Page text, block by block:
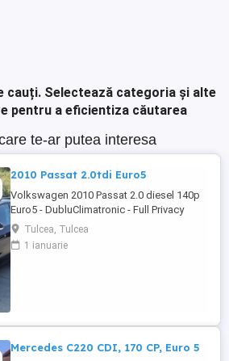
cauți. Selectează categoria și alte
pentru a eficientiza căutarea
te-ar putea interesa
2010 Passat 2.0tdi Euro5
Volkswagen 2010 Passat 2.0 diesel 140p
Euro5 - DubluClimatronic - Full Privacy
Glass - Navigatie originala - Pilot automat
ESP - Sistem Start-Stop - Airbaguri
frontale - Airbaguri laterale - Parbriz cu
Tulcea, Tulcea
1 ianuarie
Mercedes C220 CDI, 170 CP, Euro 5